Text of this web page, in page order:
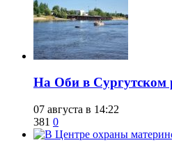
​На Оби в Сургутском
07 августа в 14:22
381 0